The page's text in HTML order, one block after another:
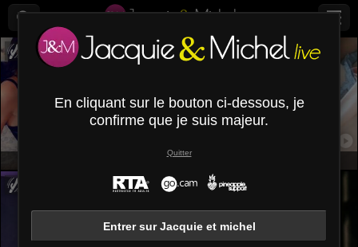
En cliquant sur le bouton ci-dessous, je
confirme que je suis majeur.
Quitter
Entrer sur Jacquie et michel